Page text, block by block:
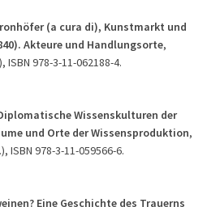
(a cura di), Kunstmarkt und
Akteure und Handlungsorte,
978-3-11-062188-4.
Wissenskulturen der
und Orte der Wissensproduktion,
ISBN 978-3-11-059566-6.
Eine Geschichte des Trauerns